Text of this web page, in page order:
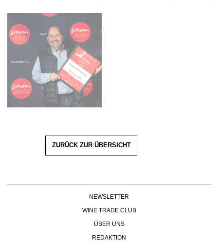
ZURÜCK ZUR ÜBERSICHT
NEWSLETTER
WINE TRADE CLUB
ÜBER UNS
REDAKTION